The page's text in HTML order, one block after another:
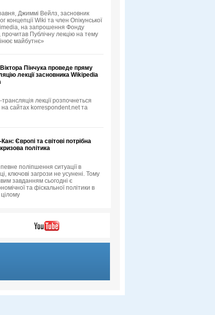
Джиммі Вейлз, засновник
концепції Wiki та член Опікунської
на запрошення Фонду
прочитав Публічну лекцію на тему
майбутнє»
Пінчука проведе пряму
лекції засновника Wikipedia
лекції розпочнеться
на сайтах korrespondent.net та
Європі та світові потрібна
політика
поліпшення ситуації в
ключові загрози не усунені. Тому
завданням сьогодні є
та фіскальної політики в
цілому